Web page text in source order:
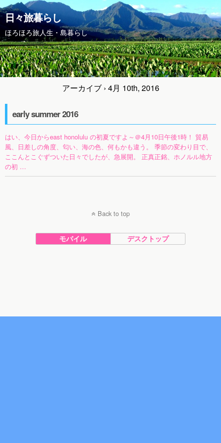
日々旅暮らし
ほろほろ旅人生・島暮らし
アーカイブ › 4月 10th, 2016
early summer 2016
はい、今日からeast honolulu の初夏ですよ～＠4月10日午後1時！ 貿易
風、日差しの角度、匂い、海の色、何もかも違う。 季節の変わり目で、
ここんとこぐずついた日々でしたが、急展開。 正真正銘、ホノルル地方
の初 …
Back to top
モバイル デスクトップ